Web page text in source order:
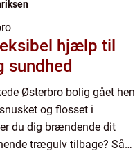
hjælp til
sundhed
Østerbro bolig gået hen
og flosset i
du dig brændende dit
trægulv tilbage? Så